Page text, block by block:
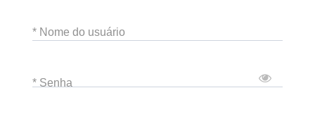
* Nome do usuário
* Senha